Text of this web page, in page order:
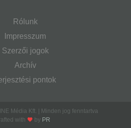
Rólunk
Impresszum
Szerzői jogok
Archív
pontok
Média Kft. | Minden jog fenntartva
with
by PR